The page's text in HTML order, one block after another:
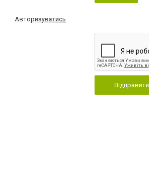
Авторизуватись
Відправити